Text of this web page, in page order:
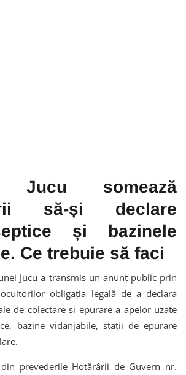
Jucu somează
să-și declare
și bazinele
Ce trebuie să faci
Jucu a transmis un anunț public prin
obligația legală de a declara
de colectare și epurare a apelor uzate
bazine vidanjabile, stații de epurare
prevederile Hotărârii de Guvern nr.